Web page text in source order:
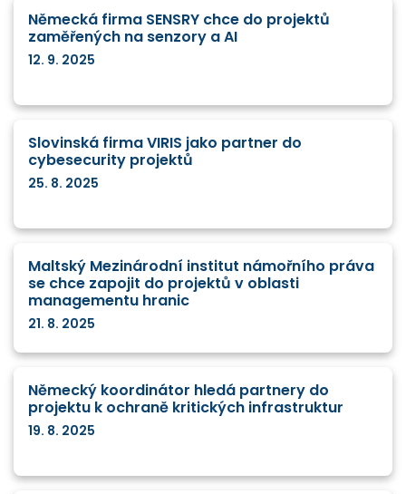
Německá firma SENSRY chce do projektů
zaměřených na senzory a AI
12. 9. 2025
Slovinská firma VIRIS jako partner do
cybesecurity projektů
25. 8. 2025
Maltský Mezinárodní institut námořního práva
se chce zapojit do projektů v oblasti
managementu hranic
21. 8. 2025
Německý koordinátor hledá partnery do
projektu k ochraně kritických infrastruktur
19. 8. 2025